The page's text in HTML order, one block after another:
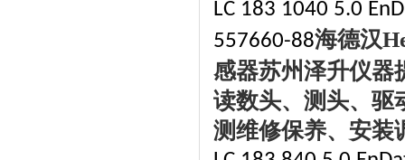
LC 183 1040 5.0
557660-88海德汉
感器苏州泽升仪器
读数头、测头、驱
测维修保养、安装